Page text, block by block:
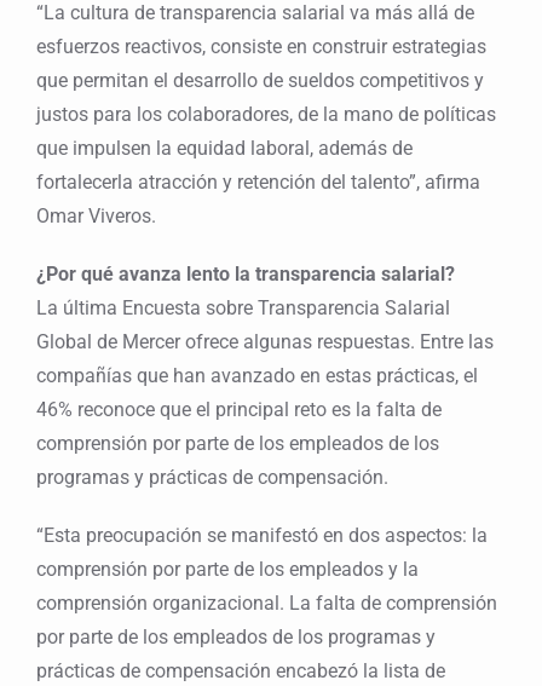
“La cultura de transparencia salarial va más allá de
esfuerzos reactivos, consiste en construir estrategias
que permitan el desarrollo de sueldos competitivos y
justos para los colaboradores, de la mano de políticas
que impulsen la equidad laboral, además de
fortalecerla atracción y retención del talento”, afirma
Omar Viveros.
¿Por qué avanza lento la transparencia salarial?
La última Encuesta sobre Transparencia Salarial
Global de Mercer ofrece algunas respuestas. Entre las
compañías que han avanzado en estas prácticas, el
46% reconoce que el principal reto es la falta de
comprensión por parte de los empleados de los
programas y prácticas de compensación.
“Esta preocupación se manifestó en dos aspectos: la
comprensión por parte de los empleados y la
comprensión organizacional. La falta de comprensión
por parte de los empleados de los programas y
prácticas de compensación encabezó la lista de